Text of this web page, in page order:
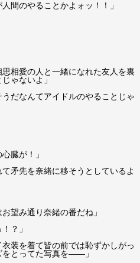
間のやることかよォッ！！」
相愛の人と一緒になれた友人を裏
ゃないよ」
だなんてアイドルのやることじゃ
臓が！」
矛先を奈緒に移そうとしているよ
望み通り奈緒の番だね」
？」
装を着て皆の前では恥ずかしがっ
をとってた写真を――」